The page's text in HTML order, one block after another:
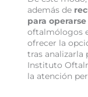
además de
para
oftalmólogos
ofrecer la
tras analizarla
Instituto
la atención